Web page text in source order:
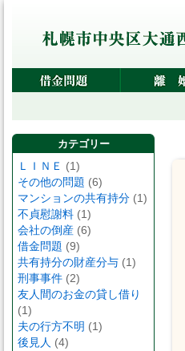
カテゴリー
ＬＩＮＥ (1)
その他の問題 (6)
マンションの共有持分 (1)
不貞慰謝料 (1)
会社の倒産 (6)
借金問題 (9)
共有持分の財産分与 (1)
刑事事件 (2)
友人間のお金の貸し借り
(1)
夫の行方不明 (1)
後見人 (4)